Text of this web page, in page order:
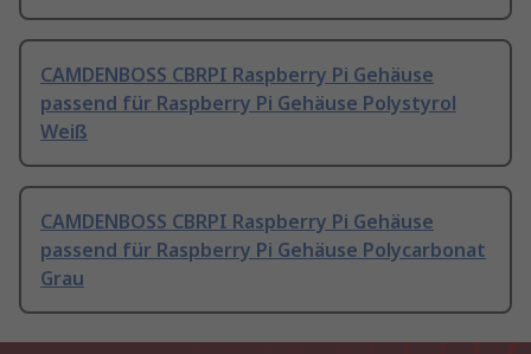
CAMDENBOSS CBRPI Raspberry Pi Gehäuse
passend für Raspberry Pi Gehäuse Polystyrol
Weiß
CAMDENBOSS CBRPI Raspberry Pi Gehäuse
passend für Raspberry Pi Gehäuse Polycarbonat
Grau